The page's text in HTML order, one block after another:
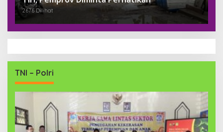
2676 Dilihat
TNI – Polri